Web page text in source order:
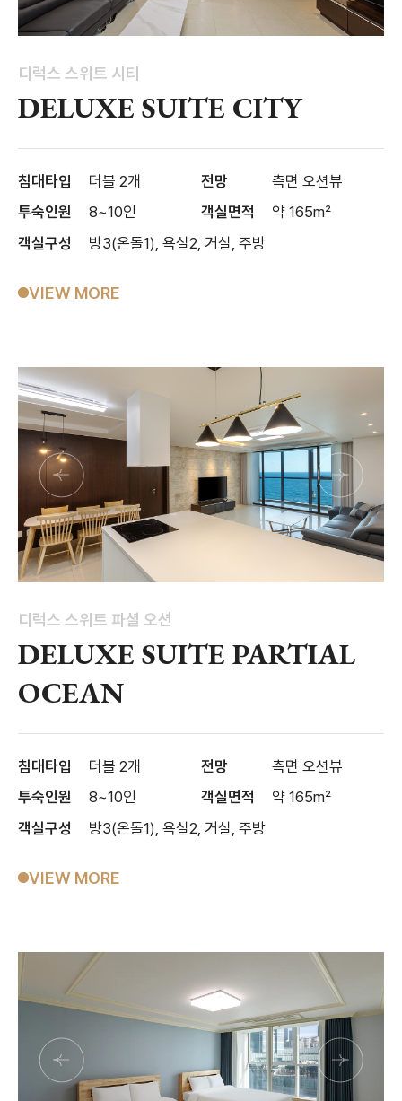
디럭스 스위트 시티
DELUXE SUITE CITY
VIEW MORE
침대타입 더블 2개 전망
측면 오션뷰
투숙인원
8~10인 객실면적
약 165m²
객실구성
방3(온돌1), 욕실2, 거실, 주방
디럭스 스위트 파셜 오션
DELUXE SUITE PARTIAL
OCEAN
VIEW MORE
침대타입 더블 2개 전망
측면 오션뷰
투숙인원
8~10인 객실면적
약 165m²
객실구성
방3(온돌1), 욕실2, 거실, 주방